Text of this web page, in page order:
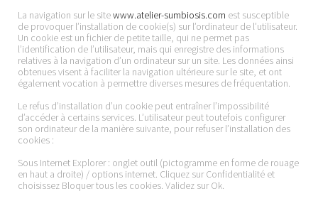
La navigation sur le sitewww.atelier-sumbiosis.com est susceptible
de provoquer l’installation de cookie(s) sur l’ordinateur de l’utilisateur.
Un cookie est un fichier de petite taille, qui ne permet pas
l’identification de l’utilisateur, mais qui enregistre des informations
relatives à la navigation d’un ordinateur sur un site. Les données ainsi
obtenues visent à faciliter la navigation ultérieure sur le site, et ont
également vocation à permettre diverses mesures de fréquentation.
Le refus d’installation d’un cookie peut entraîner l’impossibilité
d’accéder à certains services. L’utilisateur peut toutefois configurer
son ordinateur de la manière suivante, pour refuser l’installation des
cookies :
Sous Internet Explorer : onglet outil (pictogramme en forme de rouage
en haut a droite) / options internet. Cliquez sur Confidentialité et
choisissez Bloquer tous les cookies. Validez sur Ok.